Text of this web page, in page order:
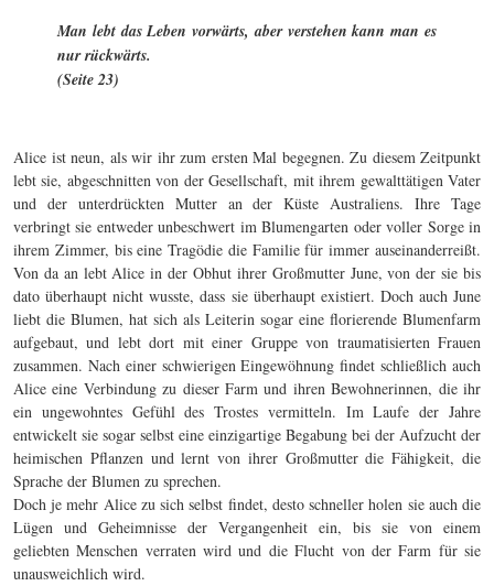
Man lebt das Leben vorwärts, aber verstehen kann man es
nur rückwärts.
(Seite 23)
Alice ist neun, als wir ihr zum ersten Mal begegnen. Zu diesem Zeitpunkt
lebt sie, abgeschnitten von der Gesellschaft, mit ihrem gewalttätigen Vater
und der unterdrückten Mutter an der Küste Australiens. Ihre Tage
verbringt sie entweder unbeschwert im Blumengarten oder voller Sorge in
ihrem Zimmer, bis eine Tragödie die Familie für immer auseinanderreißt.
Von da an lebt Alice in der Obhut ihrer Großmutter June, von der sie bis
dato überhaupt nicht wusste, dass sie überhaupt existiert. Doch auch June
liebt die Blumen, hat sich als Leiterin sogar eine florierende Blumenfarm
aufgebaut, und lebt dort mit einer Gruppe von traumatisierten Frauen
zusammen. Nach einer schwierigen Eingewöhnung findet schließlich auch
Alice eine Verbindung zu dieser Farm und ihren Bewohnerinnen, die ihr
ein ungewohntes Gefühl des Trostes vermitteln. Im Laufe der Jahre
entwickelt sie sogar selbst eine einzigartige Begabung bei der Aufzucht der
heimischen Pflanzen und lernt von ihrer Großmutter die Fähigkeit, die
Sprache der Blumen zu sprechen.
Doch je mehr Alice zu sich selbst findet, desto schneller holen sie auch die
Lügen und Geheimnisse der Vergangenheit ein, bis sie von einem
geliebten Menschen verraten wird und die Flucht von der Farm für sie
unausweichlich wird.